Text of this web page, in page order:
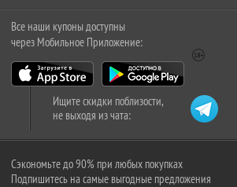
Все наши купоны доступны
через Мобильное Приложение:
Ищите скидки поблизости,
не выходя из чата:
Сэкономьте до 90% при любых покупках
Подпишитесь на самые выгодные предложения